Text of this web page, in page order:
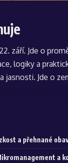
září. Jde o
logiky a
jasnosti. Jde o
a přehnané
a